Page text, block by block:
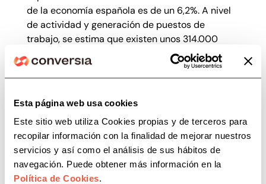
Esta página web usa cookies
Este sitio web utiliza Cookies propias y de terceros para
recopilar información con la finalidad de mejorar nuestros
servicios y así como el análisis de sus hábitos de
navegación. Puede obtener más información en la
Política de Cookies.
de la economía española es de un 6,2%. A nivel
de actividad y generación de puestos de
trabajo, se estima que existen unos 314.000
locales y que 1,7 millones de empleados trabajan
en esta industria, lo que representaba un 8,8%
de la población ocupada en 2017.
El parón producido en este sector durante el
periodo de cierre forzado ha tenido también
repercusiones negativas sobre la facturación de
las empresas de fabricación de alimentos y
bebidas destinadas al sector Horeca. Por eso
estas empresas, especialmente las grandes